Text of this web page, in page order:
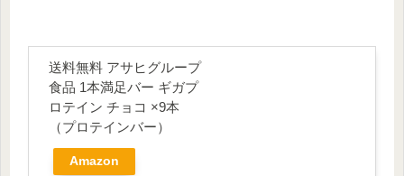
送料無料 アサヒグループ
食品 1本満足バー ギガプ
ロテイン チョコ ×9本
（プロテインバー）
Amazon